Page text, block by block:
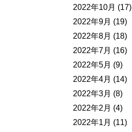
2022年10月 (17)
2022年9月 (19)
2022年8月 (18)
2022年7月 (16)
2022年5月 (9)
2022年4月 (14)
2022年3月 (8)
2022年2月 (4)
2022年1月 (11)